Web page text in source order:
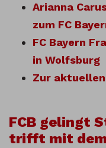
Arianna
zum FC
FC Bayern
in Wolfsburg
Zur
FCB gelingt
trifft mit